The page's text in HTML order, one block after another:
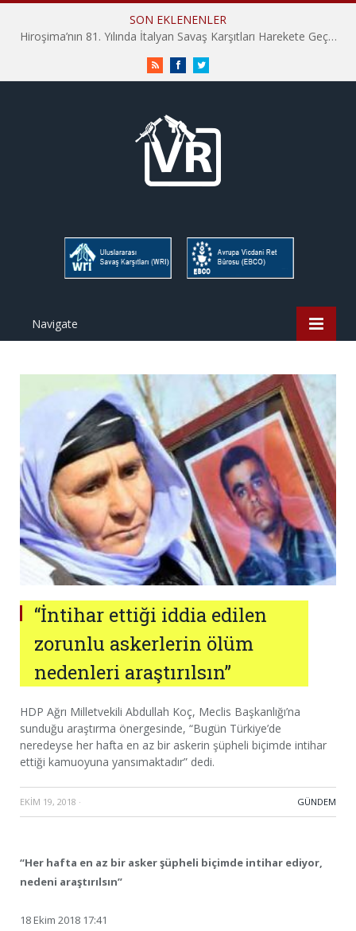
SON EKLENENLER
Hiroşima’nın 81. Yılında İtalyan Savaş Karşıtları Harekete Geçti: “Hatırlamak yeterli değil”
RSS FacebookTwitter
Navigate
“İntihar ettiği iddia edilen
zorunlu askerlerin ölüm
nedenleri araştırılsın”
HDP Ağrı Milletvekili Abdullah Koç, Meclis Başkanlığı’na
sunduğu araştırma önergesinde, “Bugün Türkiye’de
neredeyse her hafta en az bir askerin şüpheli biçimde intihar
ettiği kamuoyuna yansımaktadır” dedi.
EKIM 19, 2018 · GÜNDEM
“Her hafta en az bir asker şüpheli biçimde intihar ediyor,
nedeni araştırılsın”
18 Ekim 2018 17:41